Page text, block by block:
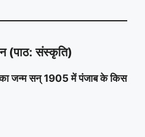
(पाठ: संस्कृति)
जन्म सन् 1905 में पंजाब के किस